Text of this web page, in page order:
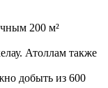
200 м²
Атоллам также
добыть из 600